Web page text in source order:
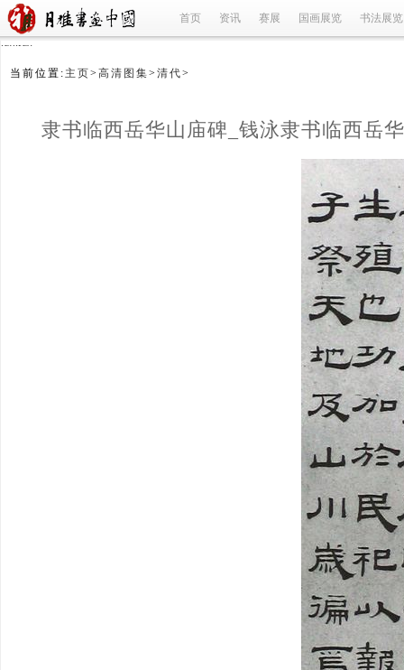
首页 资讯 赛展 国画展览 书法展览
refused
当前位置: 主页> 高清图集> 清代>
隶书临西岳华山庙碑_钱泳隶书临西岳
书临西岳华山庙碑钱泳_钱泳_清代